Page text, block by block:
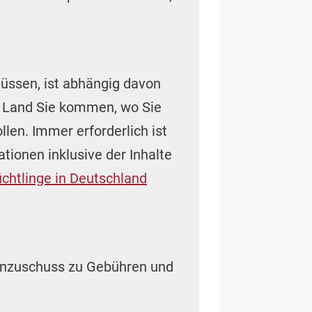
ist abhängig davon
Sie kommen, wo Sie
Immer erforderlich ist
inklusive der Inhalte
in Deutschland
zu Gebühren und